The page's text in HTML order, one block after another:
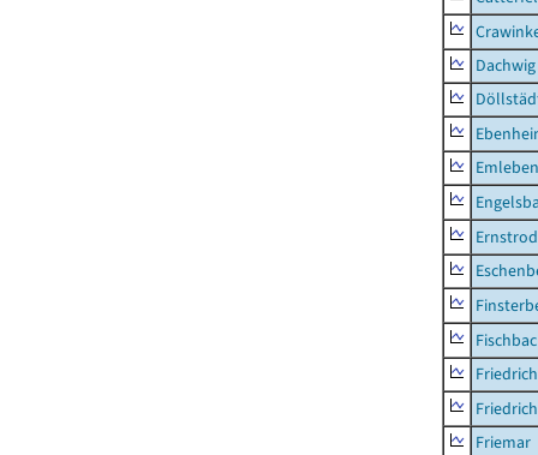
Dachwig
Emleben
Friemar